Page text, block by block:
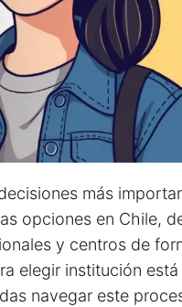
más
opciones en Chile,
y centros de
elegir institución
navegar este